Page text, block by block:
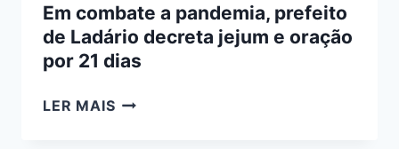
Em combate a pandemia, prefeito
de Ladário decreta jejum e oração
por 21 dias
LER MAISEM